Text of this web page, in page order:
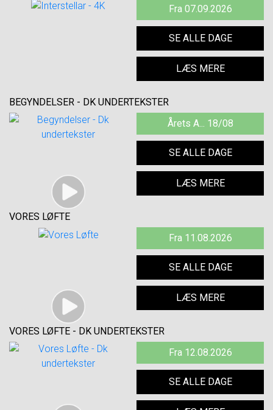
Fra 07.09.2026
SE ALLE DAGE
LÆS MERE
BEGYNDELSER - DK UNDERTEKSTER
Årets A... 18/08
SE ALLE DAGE
LÆS MERE
VORES LØFTE
Fra 11.08.2026
SE ALLE DAGE
LÆS MERE
VORES LØFTE - DK UNDERTEKSTER
Fra 12.08.2026
SE ALLE DAGE